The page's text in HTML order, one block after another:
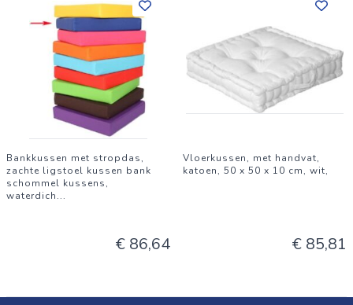
Bankkussen met stropdas,
zachte ligstoel kussen bank
schommel kussens,
waterdich...
€ 86,64
Vloerkussen, met handvat,
katoen, 50 x 50 x 10 cm, wit,
€ 85,81